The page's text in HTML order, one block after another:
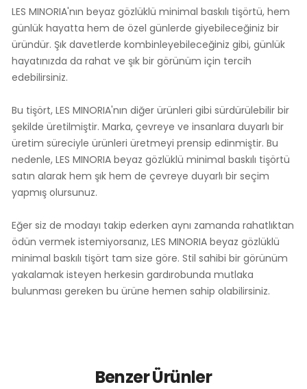
LES MINORIA'nın beyaz gözlüklü minimal baskılı tişörtü, hem
günlük hayatta hem de özel günlerde giyebileceğiniz bir
üründür. Şık davetlerde kombinleyebileceğiniz gibi, günlük
hayatınızda da rahat ve şık bir görünüm için tercih
edebilirsiniz.
Bu tişört, LES MINORIA'nın diğer ürünleri gibi sürdürülebilir bir
şekilde üretilmiştir. Marka, çevreye ve insanlara duyarlı bir
üretim süreciyle ürünleri üretmeyi prensip edinmiştir. Bu
nedenle, LES MINORIA beyaz gözlüklü minimal baskılı tişörtü
satın alarak hem şık hem de çevreye duyarlı bir seçim
yapmış olursunuz.
Eğer siz de modayı takip ederken aynı zamanda rahatlıktan
ödün vermek istemiyorsanız, LES MINORIA beyaz gözlüklü
minimal baskılı tişört tam size göre. Stil sahibi bir görünüm
yakalamak isteyen herkesin gardırobunda mutlaka
bulunması gereken bu ürüne hemen sahip olabilirsiniz.
Benzer Ürünler